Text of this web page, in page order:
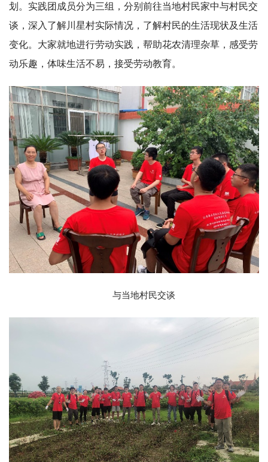
划。实践团成员分为三组，分别前往当地村民家中与村民交
谈，深入了解川星村实际情况，了解村民的生活现状及生活
变化。大家就地进行劳动实践，帮助花农清理杂草，感受劳
动乐趣，体味生活不易，接受劳动教育。
与当地村民交谈